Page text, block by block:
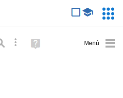
Búsqueda avanzada
Ayuda
(en